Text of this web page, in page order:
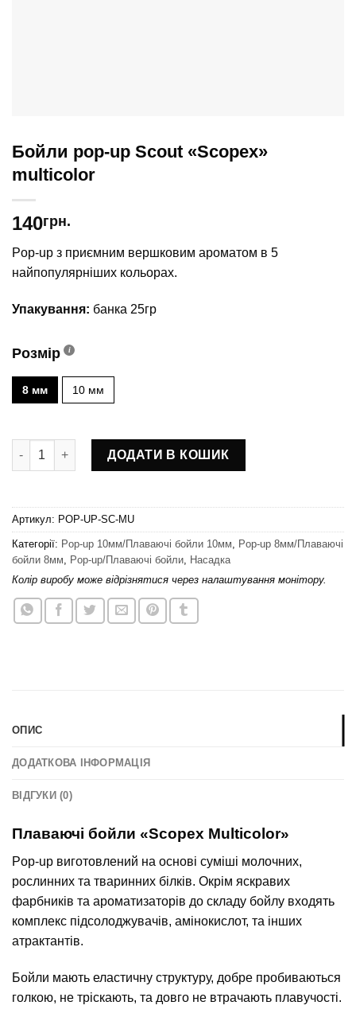
Бойли pop-up Scout «Scopex»
multicolor
140грн.
Pop-up з приємним вершковим ароматом в 5
найпопулярніших кольорах.
Упакування: банка 25гр
Розмір
8 мм 10 мм
Бойли pop-up Scout «Scopex» multicolor кількість
ДОДАТИ В КОШИК
Артикул: POP-UP-SC-MU
Категорії: Pop-up 10мм/Плаваючі бойли 10мм
Pop-up 8мм/Плаваючі
бойли 8мм
Pop-up/Плаваючі бойли Насадка
Колір виробу може відрізнятися через налаштування монітору.
ОПИС
ДОДАТКОВА ІНФОРМАЦІЯ
ВІДГУКИ (0)
Плаваючі бойли «Scopex Multicolor»
Pop-up виготовлений на основі суміші молочних,
рослинних та тваринних білків. Окрім яскравих
фарбників та ароматизаторів до складу бойлу входять
комплекс підсолоджувачів, амінокислот, та інших
атрактантів.
Бойли мають еластичну структуру, добре пробиваються
голкою, не тріскають, та довго не втрачають плавучості.